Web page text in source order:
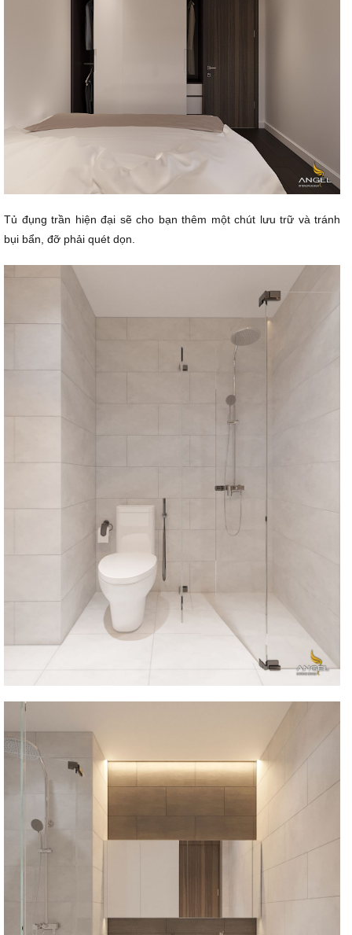
Tủ đụng trần hiện đại sẽ cho bạn thêm một chút lưu trữ và tránh
bụi bẩn, đỡ phải quét dọn.